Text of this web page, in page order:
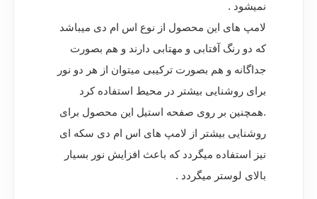
نمیشود .
لامپ های این محصول از نوع اس ام دی میباشد
که دو رنگ آفتابی و مهتابی دارند و هم بصورت
جداگانه و هم بصورت ترکیبی میتوان از هر دو نور
برای روشنایی بیشتر در محیط استفاده کرد
.همچنین بر روی صفحه استیل این محصول برای
روشنایی بیشتر از لامپ های اس ام دی سکه ای
نیز استفاده میگردد که باعث افزایش نور بسیار
بالای لوستر میگردد .